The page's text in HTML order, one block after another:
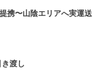
携〜山陰エリアへ実運送
渡し